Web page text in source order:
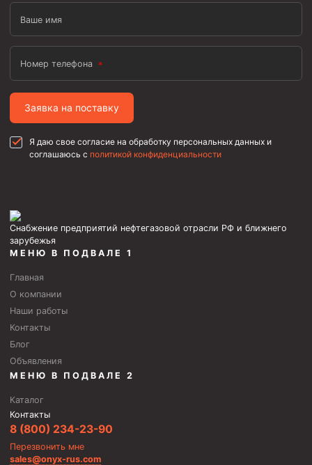
Кольца ограничительные ПЦ и ЦЦ
Краны шаровые и пробковые
Муфты ступенчатого цементирования
Герметизаторы устьевые
Инструмент для бурения и КРС (ловильный, аварийный)
Перья для резки кабеля
Перья гидромониторные
Желонки
Ерши механические
Ваше имя
Номер телефона
Заявка на поставку
Я даю свое согласие на обработку персональных данных и
соглашаюсь с политикой конфиденциальности
Снабжение предприятий нефтегазовой отрасли РФ и ближнего
зарубежья
МЕНЮ В ПОДВАЛЕ 1
Главная
О компании
Наши работы
Контакты
Блог
Объявления
МЕНЮ В ПОДВАЛЕ 2
Каталог
Контакты
8 (800) 234-23-90
Перезвонить мне
sales@onyx-rus.com